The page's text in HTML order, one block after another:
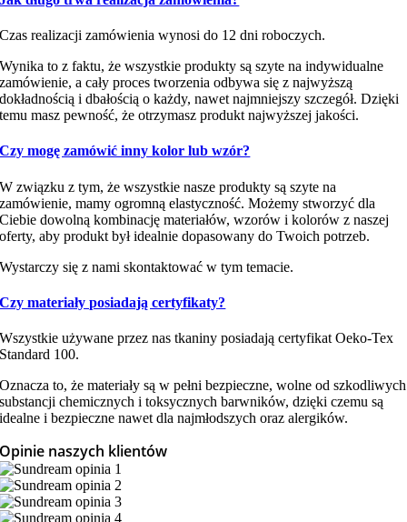
Czas realizacji zamówienia wynosi do 12 dni roboczych.
Wynika to z faktu, że wszystkie produkty są szyte na indywidualne
zamówienie, a cały proces tworzenia odbywa się z najwyższą
dokładnością i dbałością o każdy, nawet najmniejszy szczegół. Dzięki
temu masz pewność, że otrzymasz produkt najwyższej jakości.
Czy mogę zamówić inny kolor lub wzór?
W związku z tym, że wszystkie nasze produkty są szyte na
zamówienie, mamy ogromną elastyczność. Możemy stworzyć dla
Ciebie dowolną kombinację materiałów, wzorów i kolorów z naszej
oferty, aby produkt był idealnie dopasowany do Twoich potrzeb.
Wystarczy się z nami skontaktować w tym temacie.
Czy materiały posiadają certyfikaty?
Wszystkie używane przez nas tkaniny posiadają certyfikat Oeko-Tex
Standard 100.
Oznacza to, że materiały są w pełni bezpieczne, wolne od szkodliwych
substancji chemicznych i toksycznych barwników, dzięki czemu są
idealne i bezpieczne nawet dla najmłodszych oraz alergików.
Opinie naszych klientów